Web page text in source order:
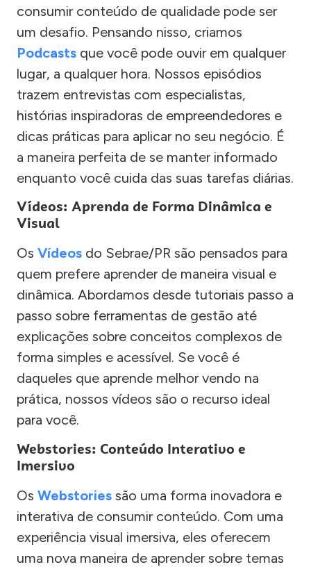
consumir conteúdo de qualidade pode ser
um desafio. Pensando nisso, criamos
Podcasts que você pode ouvir em qualquer
lugar, a qualquer hora. Nossos episódios
trazem entrevistas com especialistas,
histórias inspiradoras de empreendedores e
dicas práticas para aplicar no seu negócio. É
a maneira perfeita de se manter informado
enquanto você cuida das suas tarefas diárias.
Vídeos: Aprenda de Forma Dinâmica e
Visual
Os Vídeos do Sebrae/PR são pensados para
quem prefere aprender de maneira visual e
dinâmica. Abordamos desde tutoriais passo a
passo sobre ferramentas de gestão até
explicações sobre conceitos complexos de
forma simples e acessível. Se você é
daqueles que aprende melhor vendo na
prática, nossos vídeos são o recurso ideal
para você.
Webstories: Conteúdo Interativo e
Imersivo
Os Webstories são uma forma inovadora e
interativa de consumir conteúdo. Com uma
experiência visual imersiva, eles oferecem
uma nova maneira de aprender sobre temas